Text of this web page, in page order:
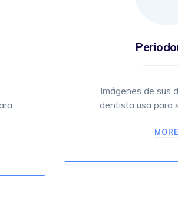
Imágenes de sus
dentista usa para
MORE